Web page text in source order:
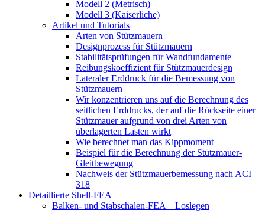
Modell 2 (Metrisch)
Modell 3 (Kaiserliche)
Artikel und Tutorials
Arten von Stützmauern
Designprozess für Stützmauern
Stabilitätsprüfungen für Wandfundamente
Reibungskoeffizient für Stützmauerdesign
Lateraler Erddruck für die Bemessung von
Stützmauern
Wir konzentrieren uns auf die Berechnung des
seitlichen Erddrucks, der auf die Rückseite einer
Stützmauer aufgrund von drei Arten von
überlagerten Lasten wirkt
Wie berechnet man das Kippmoment
Beispiel für die Berechnung der Stützmauer-
Gleitbewegung
Nachweis der Stützmauerbemessung nach ACI
318
Detaillierte Shell-FEA
Balken- und Stabschalen-FEA – Loslegen